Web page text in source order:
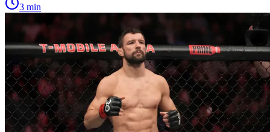
3 min